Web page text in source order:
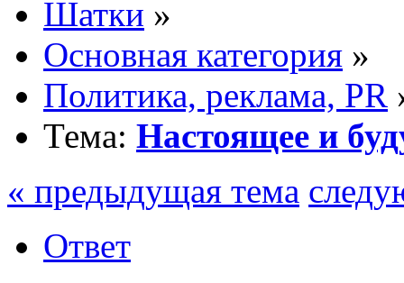
Шатки »
Основная категория »
Политика, реклама, PR
Тема: Настоящее и
« предыдущая тема
Ответ